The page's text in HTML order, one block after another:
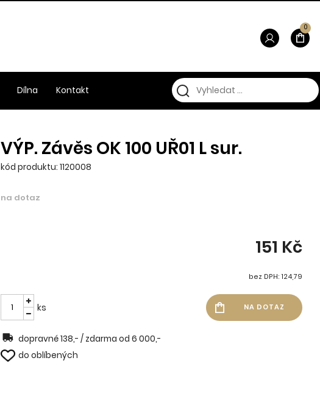
VÝP. Závěs OK 100 UŘ01 L sur.
kód produktu: 1120008
na dotaz
151 Kč
bez DPH: 124,79
ks
dopravné 138,- / zdarma od 6 000,-
do oblíbených
Dílna Kontakt
0